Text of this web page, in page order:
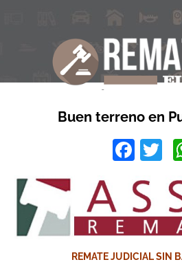
Buen terreno en
REMATE JUDICIAL SIN